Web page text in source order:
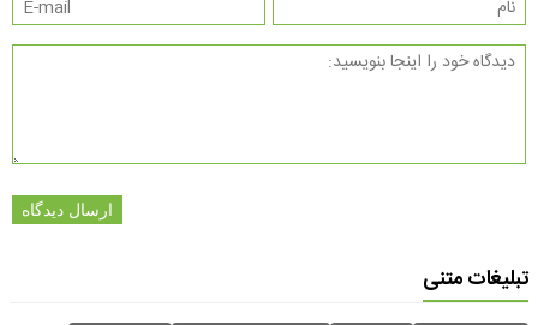
ارسال دیدگاه
تبلیغات متنی